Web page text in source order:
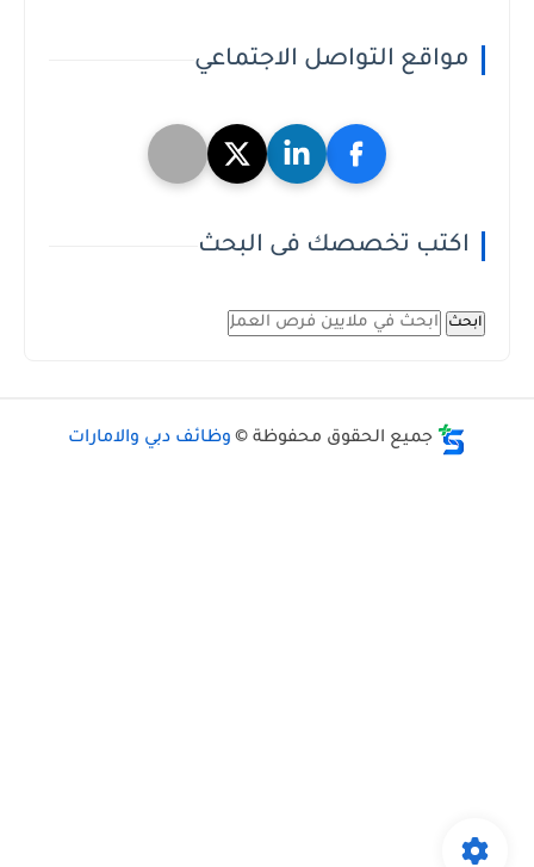
مواقع التواصل الاجتماعي
اكتب تخصصك فى البحث
ابحث
جميع الحقوق محفوظة © وظائف دبي والامارات